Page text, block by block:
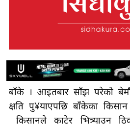
बाँके । आइतबार साँझ परेको
क्षति पु¥याएपछि बाँकेका
किसानले काटेर भित्र्याउन